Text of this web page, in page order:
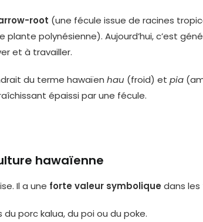
root (une fécule issue de racines
polynésienne). Aujourd’hui, c’est
et à travailler.
du terme hawaïen hau (froid) et pia
épaissi par une fécule.
hawaïenne
Il a une forte valeur symbolique dans
du porc kalua, du poi ou du poke.